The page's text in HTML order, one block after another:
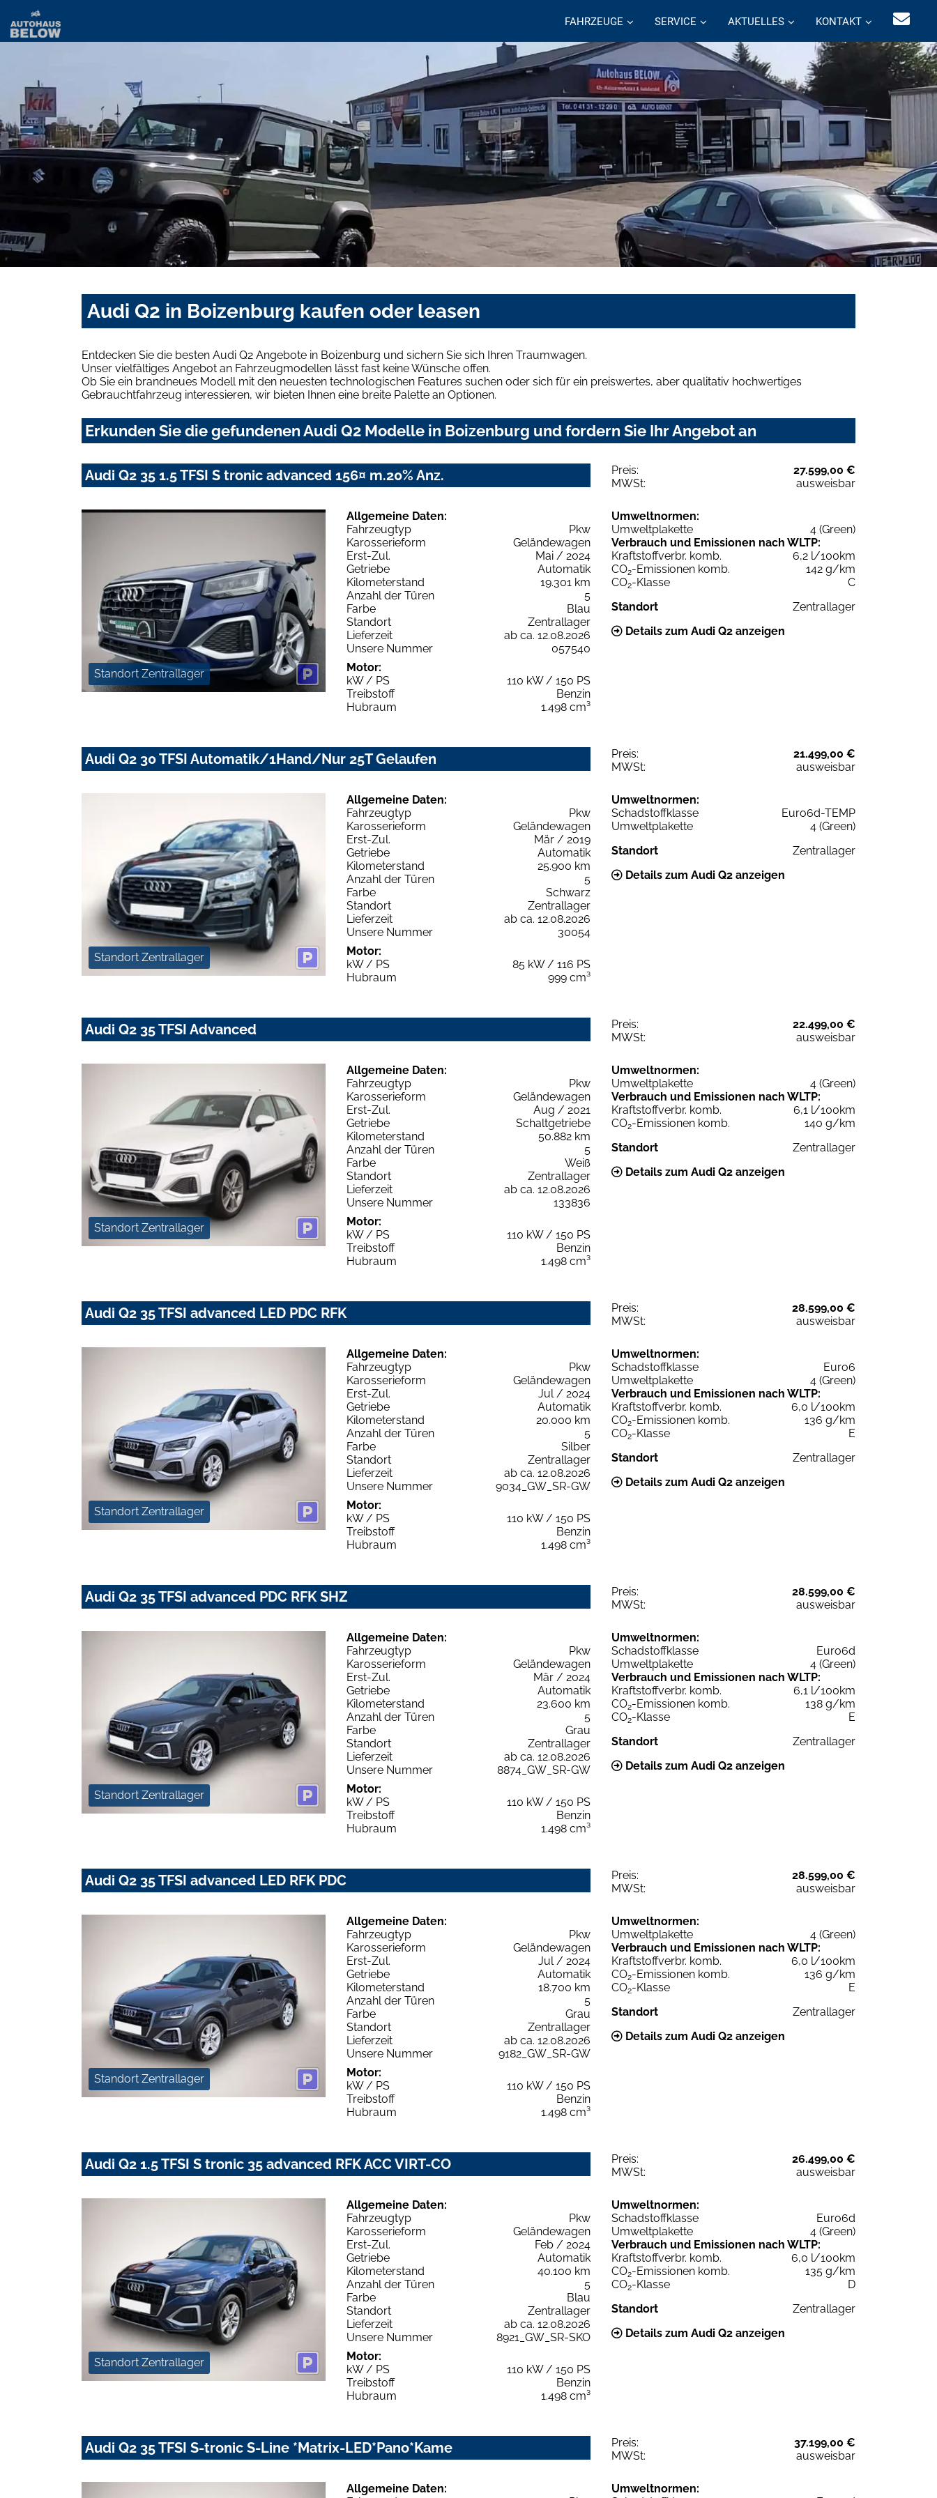
FAHRZEUGE SERVICE AKTUELLES KONTAKT
Audi Q2 in Boizenburg kaufen oder leasen
Entdecken Sie die besten Audi Q2 Angebote in Boizenburg und sichern Sie sich Ihren Traumwagen.
Unser vielfältiges Angebot an Fahrzeugmodellen lässt fast keine Wünsche offen.
Ob Sie ein brandneues Modell mit den neuesten technologischen Features suchen oder sich für ein preiswertes, aber qualitativ hochwertiges
Gebrauchtfahrzeug interessieren, wir bieten Ihnen eine breite Palette an Optionen.
Erkunden Sie die gefundenen Audi Q2 Modelle in Boizenburg und fordern Sie Ihr Angebot an
Audi Q2 35 1.5 TFSI S tronic advanced 156¤ m.20% Anz. Preis:
27.599,00 €
MWSt:
ausweisbar
Standort Zentrallager
Allgemeine Daten:
Fahrzeugtyp
Pkw
Karosserieform
Geländewagen
Erst-Zul.
Mai / 2024
Getriebe
Automatik
Kilometerstand
19.301 km
Anzahl der Türen
5
Farbe
Blau
Standort
Zentrallager
Lieferzeit
ab ca. 12.08.2026
Unsere Nummer
057540
Motor:
kW / PS
110 kW / 150 PS
Treibstoff
Benzin
Hubraum
1.498 cm³
Umweltnormen:
Umweltplakette
4 (Green)
Verbrauch und Emissionen nach WLTP:
Kraftstoffverbr. komb.
6,2 l/100km
CO2-Emissionen komb.
142 g/km
CO2-Klasse
C
Standort
Zentrallager
Details zum Audi Q2 anzeigen
Audi Q2 30 TFSI Automatik/1Hand/Nur 25T Gelaufen Preis:
21.499,00 €
MWSt:
ausweisbar
Standort Zentrallager
Allgemeine Daten:
Fahrzeugtyp
Pkw
Karosserieform
Geländewagen
Erst-Zul.
Mär / 2019
Getriebe
Automatik
Kilometerstand
25.900 km
Anzahl der Türen
5
Farbe
Schwarz
Standort
Zentrallager
Lieferzeit
ab ca. 12.08.2026
Unsere Nummer
30054
Motor:
kW / PS
85 kW / 116 PS
Hubraum
999 cm³
Umweltnormen:
Schadstoffklasse
Euro6d-TEMP
Umweltplakette
4 (Green)
Standort
Zentrallager
Details zum Audi Q2 anzeigen
Audi Q2 35 TFSI Advanced Preis:
22.499,00 €
MWSt:
ausweisbar
Standort Zentrallager
Allgemeine Daten:
Fahrzeugtyp
Pkw
Karosserieform
Geländewagen
Erst-Zul.
Aug / 2021
Getriebe
Schaltgetriebe
Kilometerstand
50.882 km
Anzahl der Türen
5
Farbe
Weiß
Standort
Zentrallager
Lieferzeit
ab ca. 12.08.2026
Unsere Nummer
133836
Motor:
kW / PS
110 kW / 150 PS
Treibstoff
Benzin
Hubraum
1.498 cm³
Umweltnormen:
Umweltplakette
4 (Green)
Verbrauch und Emissionen nach WLTP:
Kraftstoffverbr. komb.
6,1 l/100km
CO2-Emissionen komb.
140 g/km
Standort
Zentrallager
Details zum Audi Q2 anzeigen
Audi Q2 35 TFSI advanced LED PDC RFK Preis:
28.599,00 €
MWSt:
ausweisbar
Standort Zentrallager
Allgemeine Daten:
Fahrzeugtyp
Pkw
Karosserieform
Geländewagen
Erst-Zul.
Jul / 2024
Getriebe
Automatik
Kilometerstand
20.000 km
Anzahl der Türen
5
Farbe
Silber
Standort
Zentrallager
Lieferzeit
ab ca. 12.08.2026
Unsere Nummer
9034_GW_SR-GW
Motor:
kW / PS
110 kW / 150 PS
Treibstoff
Benzin
Hubraum
1.498 cm³
Umweltnormen:
Schadstoffklasse
Euro6
Umweltplakette
4 (Green)
Verbrauch und Emissionen nach WLTP:
Kraftstoffverbr. komb.
6,0 l/100km
CO2-Emissionen komb.
136 g/km
CO2-Klasse
E
Standort
Zentrallager
Details zum Audi Q2 anzeigen
Audi Q2 35 TFSI advanced PDC RFK SHZ Preis:
28.599,00 €
MWSt:
ausweisbar
Standort Zentrallager
Allgemeine Daten:
Fahrzeugtyp
Pkw
Karosserieform
Geländewagen
Erst-Zul.
Mär / 2024
Getriebe
Automatik
Kilometerstand
23.600 km
Anzahl der Türen
5
Farbe
Grau
Standort
Zentrallager
Lieferzeit
ab ca. 12.08.2026
Unsere Nummer
8874_GW_SR-GW
Motor:
kW / PS
110 kW / 150 PS
Treibstoff
Benzin
Hubraum
1.498 cm³
Umweltnormen:
Schadstoffklasse
Euro6d
Umweltplakette
4 (Green)
Verbrauch und Emissionen nach WLTP:
Kraftstoffverbr. komb.
6,1 l/100km
CO2-Emissionen komb.
138 g/km
CO2-Klasse
E
Standort
Zentrallager
Details zum Audi Q2 anzeigen
Audi Q2 35 TFSI advanced LED RFK PDC Preis:
28.599,00 €
MWSt:
ausweisbar
Standort Zentrallager
Allgemeine Daten:
Fahrzeugtyp
Pkw
Karosserieform
Geländewagen
Erst-Zul.
Jul / 2024
Getriebe
Automatik
Kilometerstand
18.700 km
Anzahl der Türen
5
Farbe
Grau
Standort
Zentrallager
Lieferzeit
ab ca. 12.08.2026
Unsere Nummer
9182_GW_SR-GW
Motor:
kW / PS
110 kW / 150 PS
Treibstoff
Benzin
Hubraum
1.498 cm³
Umweltnormen:
Umweltplakette
4 (Green)
Verbrauch und Emissionen nach WLTP:
Kraftstoffverbr. komb.
6,0 l/100km
CO2-Emissionen komb.
136 g/km
CO2-Klasse
E
Standort
Zentrallager
Details zum Audi Q2 anzeigen
Audi Q2 1.5 TFSI S tronic 35 advanced RFK ACC VIRT-CO Preis:
26.499,00 €
MWSt:
ausweisbar
Standort Zentrallager
Allgemeine Daten:
Fahrzeugtyp
Pkw
Karosserieform
Geländewagen
Erst-Zul.
Feb / 2024
Getriebe
Automatik
Kilometerstand
40.100 km
Anzahl der Türen
5
Farbe
Blau
Standort
Zentrallager
Lieferzeit
ab ca. 12.08.2026
Unsere Nummer
8921_GW_SR-SKO
Motor:
kW / PS
110 kW / 150 PS
Treibstoff
Benzin
Hubraum
1.498 cm³
Umweltnormen:
Schadstoffklasse
Euro6d
Umweltplakette
4 (Green)
Verbrauch und Emissionen nach WLTP:
Kraftstoffverbr. komb.
6,0 l/100km
CO2-Emissionen komb.
135 g/km
CO2-Klasse
D
Standort
Zentrallager
Details zum Audi Q2 anzeigen
Audi Q2 35 TFSI S-tronic S-Line *Matrix-LED*Pano*Kame Preis:
37.199,00 €
MWSt:
ausweisbar
Allgemeine Daten:
Umweltnormen: